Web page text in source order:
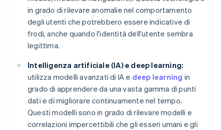
in grado di rilevare anomalie nel comportamento
degli utenti che potrebbero essere indicative di
frodi, anche quando l'identità dell'utente sembra
legittima.
Intelligenza artificiale (IA) e deep learning:
utilizza modelli avanzati di IA e deep learning in
grado di apprendere da una vasta gamma di punti
dati e di migliorare continuamente nel tempo.
Questi modelli sono in grado di rilevare modelli e
correlazioni impercettibili che gli esseri umani e gli